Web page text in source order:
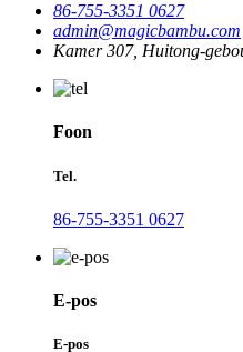
86-755-3351 0627
admin@magicbambu.com
Kamer 307, Huitong-
Foon
Tel.
86-755-3351 0627
E-pos
E-pos